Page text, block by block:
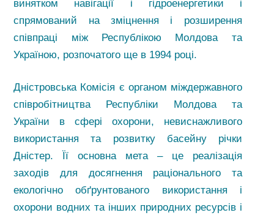
винятком навігації і гідроенергетики і
спрямований на зміцнення і розширення
співпраці між Республікою Молдова та
Україною, розпочатого ще в 1994 році.
Дністровська Комісія є органом міждержавного
співробітництва Республіки Молдова та
України в сфері охорони, невиснажливого
використання та розвитку басейну річки
Дністер. Її основна мета – це реалізація
заходів для досягнення раціонального та
екологічно обґрунтованого використання і
охорони водних та інших природних ресурсів і